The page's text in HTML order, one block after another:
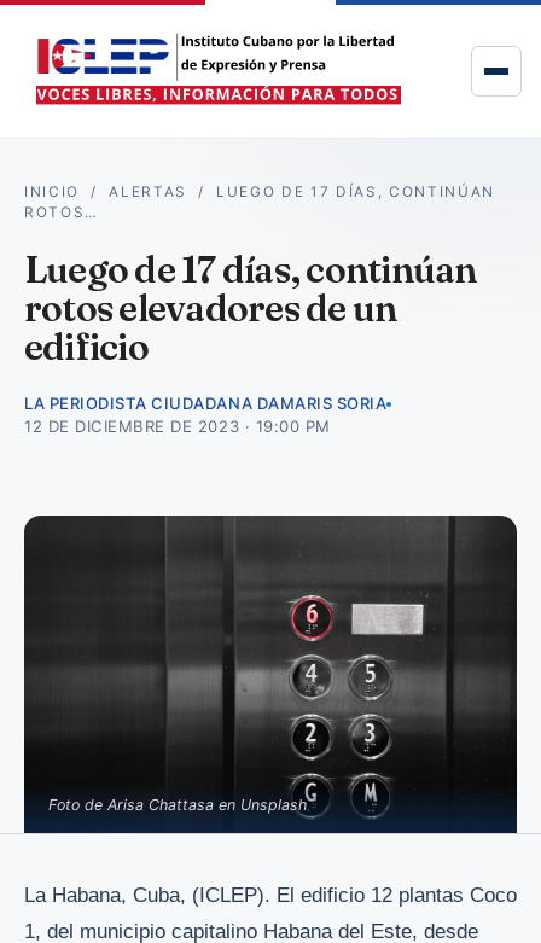
INICIO /ALERTAS / LUEGO DE 17 DÍAS, CONTINÚAN
ROTOS…
Luego de 17 días, continúan
rotos elevadores de un
edificio
LA PERIODISTA CIUDADANA DAMARIS SORIA
12 DE DICIEMBRE DE 2023 · 19:00 PM
Foto de Arisa Chattasa en Unsplash
La Habana, Cuba, (ICLEP). El edificio 12 plantas Coco
1, del municipio capitalino Habana del Este, desde